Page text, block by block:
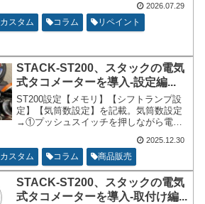
す。液が揮発するようにチューブもつい
ております。開放型と言われます。その
ような都合で、バッテリーケース周りは
す。揮発した希硫酸に金属が触れる事も
あります。エア抜き用のチューブから希
硫酸が垂れてくることもあります。
2026.07.29
カスタム コラム
リペイント
STACK-ST200、スタックの電気
式タコメーターを導入-設定編...
ST200設定【メモリ】【シフトランプ設
定】【気筒数設定】を記載。気筒数設定
→①プッシュスイッチを押しながら電源
シュスイッチを押すと1、2、3、4....と変
わっていく。⑤目的の設定にして3秒放置
で設定完。4気筒でも2に合わせる事もあ
り。
2025.12.30
カスタム コラム 商品販売
STACK-ST200、スタックの電気
式タコメーターを導入-取付け編...